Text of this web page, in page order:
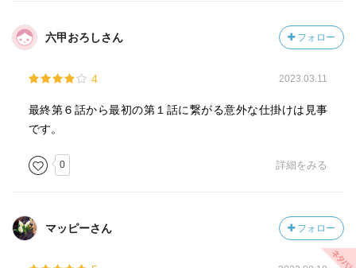
六甲おろしさん フォロー
4 2023.03.11
最終第６話から最初の第１話に繋がる意外な仕掛けは見事
です。
0 詳細をみる
マッピーさん フォロー